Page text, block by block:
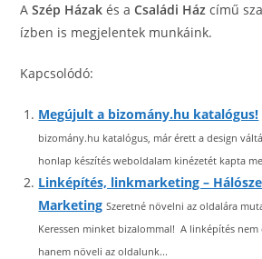
ASzép Házak és aCsaládi Ház című
ízben is megjelentek munkáink.
Kapcsolódó:
Megújult a bizomány.hu katalógus!
bizomány.hu katalógus, már érett a design
honlap készítés weboldalam kinézetét kapta
Linképítés, linkmarketing –
Marketing Szeretné növelni az oldalára
Keressen minket bizalommal! A linképítés nem
hanem növeli az oldalunk...